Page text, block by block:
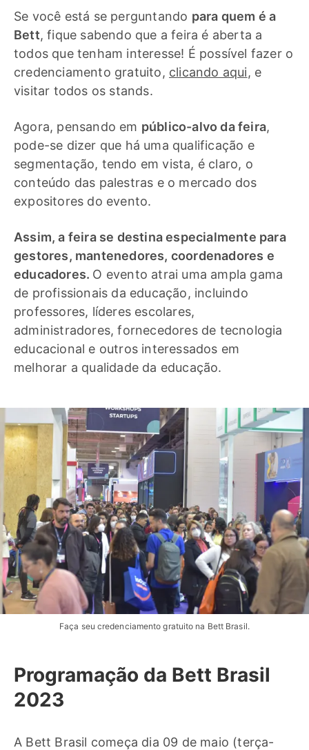
Se você está se perguntando para quem é a
Bett, fique sabendo que a feira é aberta a
todos que tenham interesse! É possível fazer o
credenciamento gratuito, clicando aqui, e
visitar todos os stands.
Agora, pensando em público-alvo da feira,
pode-se dizer que há uma qualificação e
segmentação, tendo em vista, é claro, o
conteúdo das palestras e o mercado dos
expositores do evento.
Assim, a feira se destina especialmente para
gestores, mantenedores, coordenadores e
educadores. O evento atrai uma ampla gama
de profissionais da educação, incluindo
professores, líderes escolares,
administradores, fornecedores de tecnologia
educacional e outros interessados em
melhorar a qualidade da educação.
Faça seu credenciamento gratuito na Bett Brasil.
Programação da Bett Brasil
2023
A Bett Brasil começa dia 09 de maio (terça-